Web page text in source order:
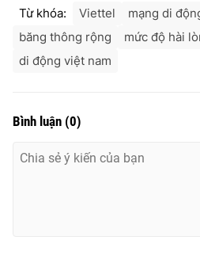
® Cấm sao chép dưới mọi hình
thông tin từ website này.
Từ khóa: Viettel mạng di
băng thông rộng
mức độ hài
di động việt nam
Bình luận (0)